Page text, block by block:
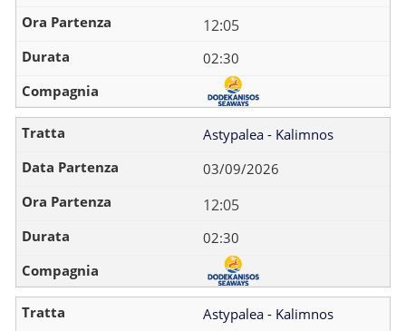
12:05
02:30
Astypalea - Kalimnos
03/09/2026
12:05
02:30
Astypalea - Kalimnos